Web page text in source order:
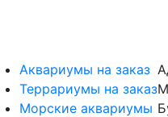
Аквариумы на заказ
Террариумы на заказ
Морские аквариумы